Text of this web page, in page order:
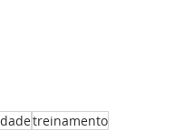
treinamento